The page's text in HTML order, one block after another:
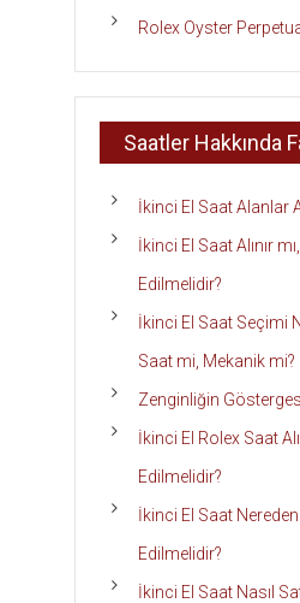
Rolex Oyster
Saatler Hakkında
İkinci El Saat Alanlar
İkinci El Saat Alınır
Edilmelidir?
İkinci El Saat Seçimi
Saat mi, Mekanik mi?
Zenginliğin
İkinci El Rolex Saat
Edilmelidir?
İkinci El Saat Nereden
Edilmelidir?
İkinci El Saat Nasıl